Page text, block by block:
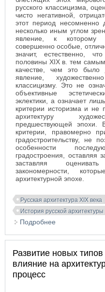
русского классицизма,
чисто негативной,
этот период несомненно
несколько иным углом
явление, к которому
совершенно особые,
значит, естественно,
половины XIX в. тем
качестве, чем это
явление,
классицизму. Это не
объективные
эклектики, а означает
критерии историзма и не
архитектуру
предшествующей эпохи.
критерии, правомерно
градостроительству, не
особенности
градостроения, оставляя
заставляя
закономерности,
архитектурной эпохе.
Русская архитектура XIX века
История русской архитектуры
Подробнее
Развитие новых
влияние на
процесс